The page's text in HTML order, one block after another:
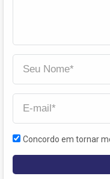
Concordo em tornar